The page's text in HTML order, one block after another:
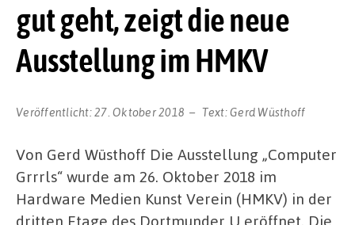
gut geht, zeigt die neue
Ausstellung im HMKV
Veröffentlicht:27. Oktober 2018 Text:Gerd Wüsthoff
Von Gerd Wüsthoff Die Ausstellung „Computer
Grrrls“ wurde am 26. Oktober 2018 im
Hardware Medien Kunst Verein (HMKV) in der
dritten Etage des Dortmunder U eröffnet. Die